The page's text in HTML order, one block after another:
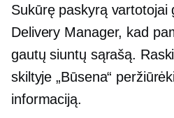
Sukūrę paskyrą vartotojai
Delivery Manager, kad
gautų siuntų sąrašą.
skiltyje „Būsena“
informaciją.